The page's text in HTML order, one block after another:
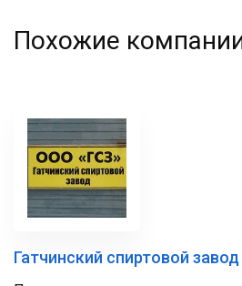
Похожие
Гатчинский спиртовой завод